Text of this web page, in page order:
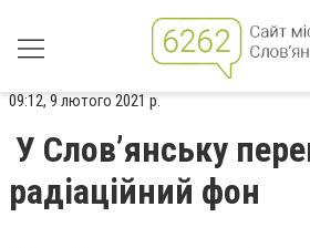
09:12, 9 лютого 2021 р.
У Слов’янську
радіаційний фон